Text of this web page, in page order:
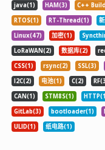
java(1)
HAM(3) C++
RTOS(1)
RT-Thread(1)
Linux(47)
加密(1)
LoRaWAN(2)
数据库(2)
CSS(1)
rsync(2) SSL(3)
I2C(2)
电池(1) C(2)
CAN(1)
STM8S(1)
GitLab(3)
bootloader(1)
ULID(1)
纸电路(1)